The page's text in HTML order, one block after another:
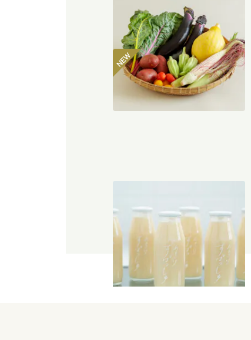
2,980円
すぱっしゅ
送料込 3,560 円